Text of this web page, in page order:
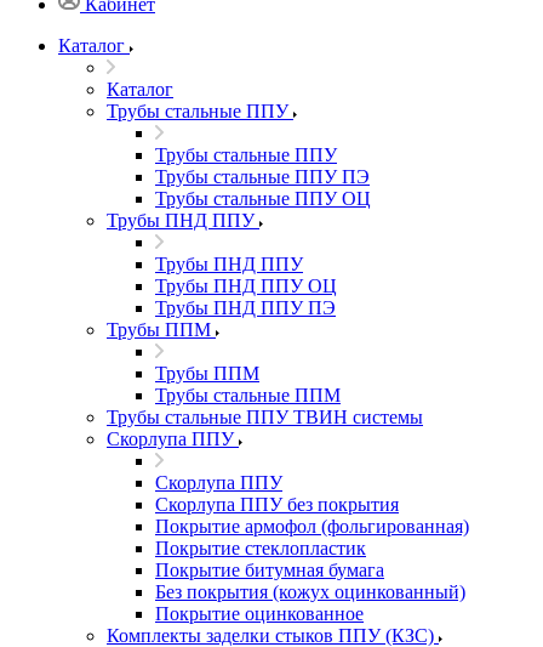
Кабинет
Каталог
Каталог
Трубы стальные ППУ
Трубы стальные ППУ
Трубы стальные ППУ ПЭ
Трубы стальные ППУ ОЦ
Трубы ПНД ППУ
Трубы ПНД ППУ
Трубы ПНД ППУ ОЦ
Трубы ПНД ППУ ПЭ
Трубы ППМ
Трубы ППМ
Трубы стальные ППМ
Трубы стальные ППУ ТВИН системы
Скорлупа ППУ
Скорлупа ППУ
Скорлупа ППУ без покрытия
Покрытие армофол (фольгированная)
Покрытие стеклопластик
Покрытие битумная бумага
Без покрытия (кожух оцинкованный)
Покрытие оцинкованное
Комплекты заделки стыков ППУ (КЗС)